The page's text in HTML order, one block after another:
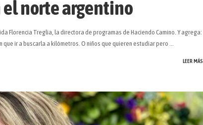
norte argentino
Florencia Treglia, la directora de programas de Haciendo Camino. Y agrega:
ir a buscarla a kilómetros. O niños que quieren estudiar pero ...
LEER MÁS